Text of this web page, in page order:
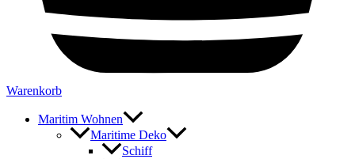
Warenkorb
Maritim Wohnen
Maritime Deko
Schiff